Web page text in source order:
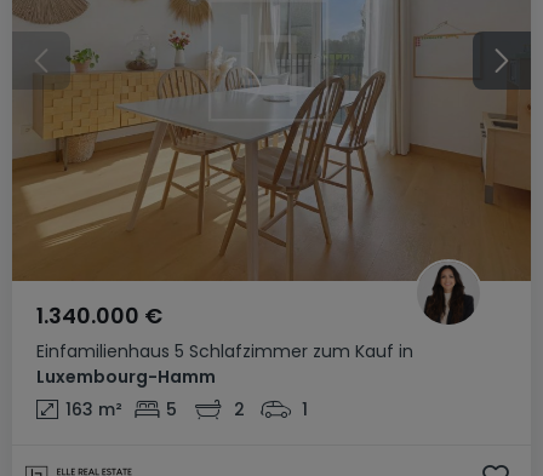
Einfamilienhaus 5 Schlafzimmer zum Kauf in
Luxembourg-Hamm
1.340.000 €
163 m² 5 2 1